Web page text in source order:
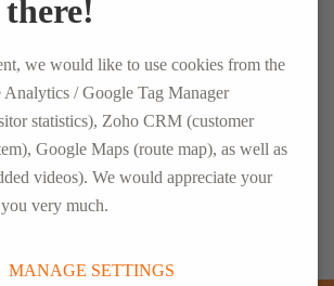
we would like to use cookies from the
Analytics / Google Tag Manager
statistics), Zoho CRM (customer
Google Maps (route map), as well as
videos). We would appreciate your
very much.
MANAGE SETTINGS